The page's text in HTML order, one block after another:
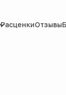
РасценкиОтзывы